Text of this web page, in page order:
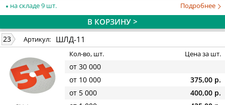
на складе 9 шт. Подробнее
В КОРЗИНУ >
23 Артикул: ШЛД-11
Кол-во, шт. Цена за шт.
от 30 000
от 10 000
375,00 р.
от 5 000
400,00 р.